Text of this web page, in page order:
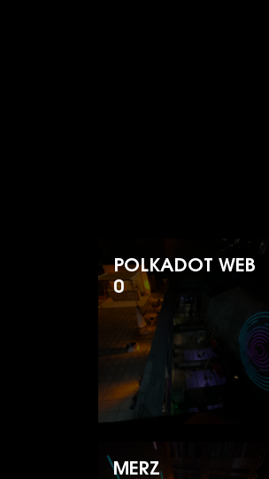
POLKADOT WEB
0
MERZ